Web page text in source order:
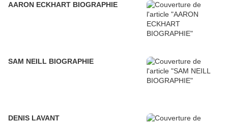
AARON ECKHART BIOGRAPHIE
SAM NEILL BIOGRAPHIE
DENIS LAVANT